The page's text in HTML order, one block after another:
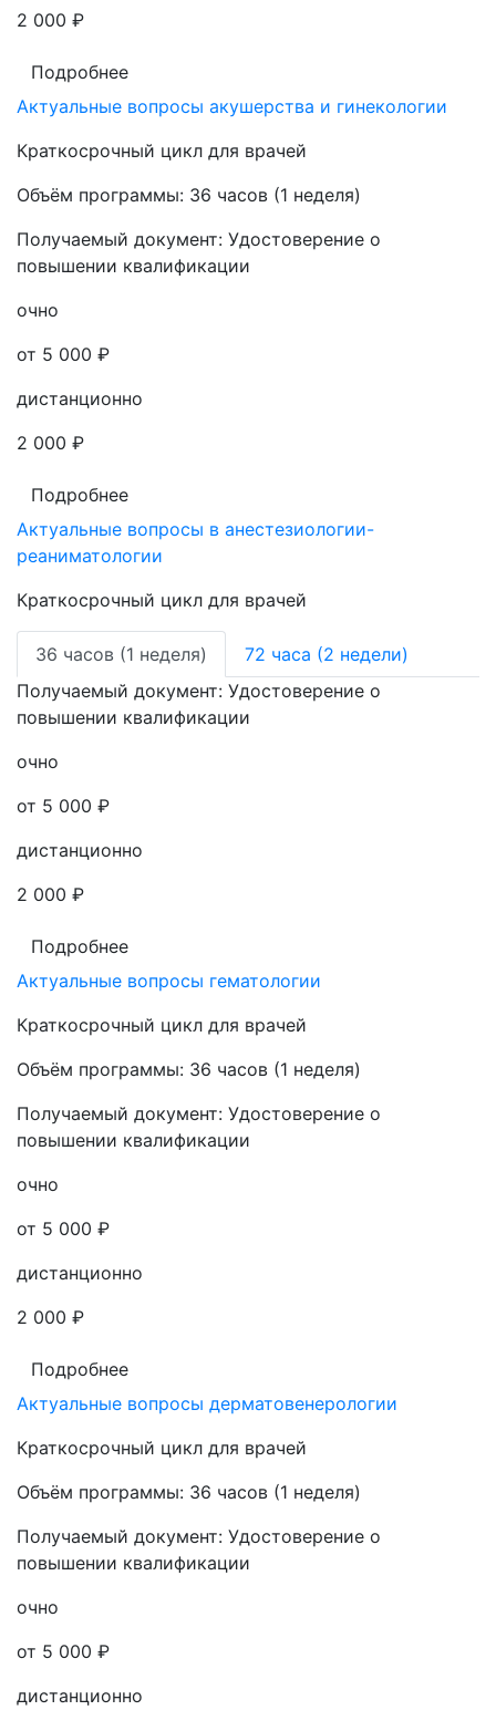
2 000 ₽
Подробнее
Актуальные вопросы акушерства и гинекологии
Краткосрочный цикл для врачей
Объём программы: 36 часов (1 неделя)
Получаемый документ: Удостоверение о
повышении квалификации
очно
от 5 000 ₽
дистанционно
2 000 ₽
Подробнее
Актуальные вопросы в анестезиологии-
реаниматологии
Краткосрочный цикл для врачей
36 часов (1 неделя)
72 часа (2 недели)
Получаемый документ: Удостоверение о
повышении квалификации
очно
от 5 000 ₽
дистанционно
2 000 ₽
Подробнее
Актуальные вопросы гематологии
Краткосрочный цикл для врачей
Объём программы: 36 часов (1 неделя)
Получаемый документ: Удостоверение о
повышении квалификации
очно
от 5 000 ₽
дистанционно
2 000 ₽
Подробнее
Актуальные вопросы дерматовенерологии
Краткосрочный цикл для врачей
Объём программы: 36 часов (1 неделя)
Получаемый документ: Удостоверение о
повышении квалификации
очно
от 5 000 ₽
дистанционно